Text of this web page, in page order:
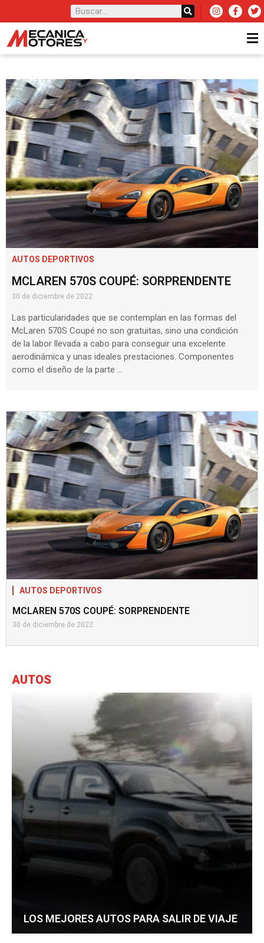
AUTOS DEPORTIVOS
MCLAREN 570S COUPÉ: SORPRENDENTE
30 de diciembre de 2022
Las particularidades que se contemplan en las formas del
McLaren 570S Coupé no son gratuitas, sino una condición
de la labor llevada a cabo para conseguir una excelente
aerodinámica y unas ideales prestaciones. Componentes
como el diseño de la parte …
AUTOS DEPORTIVOS
EL AUTO MÁS VELOZ DEL MUNDO SE EXHIBIRÁ EN EL
SALÓN DE NUEVA YORK